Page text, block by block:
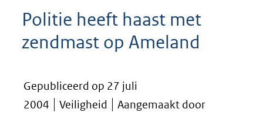
Politie heeft haast met
zendmast op Ameland
Gepubliceerd op 27 juli
2004
Veiligheid
Aangemaakt door